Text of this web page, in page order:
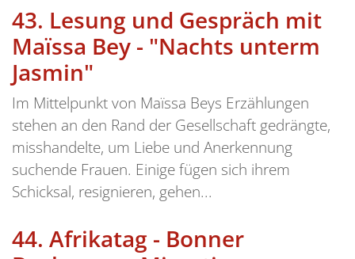
43. Lesung und Gespräch mit
Maïssa Bey - "Nachts unterm
Jasmin"
Im Mittelpunkt von Maïssa Beys Erzählungen
stehen an den Rand der Gesellschaft gedrängte,
misshandelte, um Liebe und Anerkennung
suchende Frauen. Einige fügen sich ihrem
Schicksal, resignieren, gehen...
44. Afrikatag - Bonner